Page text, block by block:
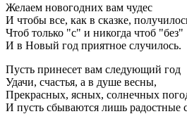
Желаем новогодних вам чудес
И чтобы все, как в сказке,
Чтоб только "с" и никогда чтоб "без"
И в Новый год приятное случилось.
Пусть принесет вам следующий год
Удачи, счастья, а в душе весны,
Прекрасных, ясных, солнечных
И пусть сбываются лишь радостные